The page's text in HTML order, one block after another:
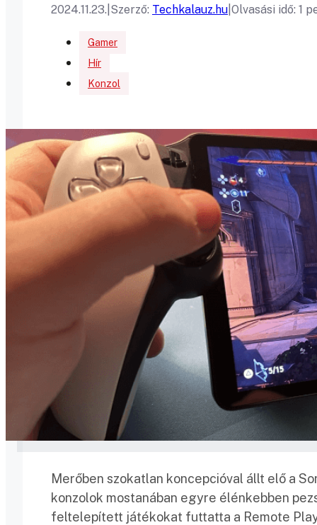
2024.11.23. Szerző: Techkalauz.hu Olvasási idő: 1
Gamer
Hír
Konzol
Merőben szokatlan koncepcióval állt elő a
konzolok mostanában egyre élénkebben
feltelepített játékokat futtatta a Remote